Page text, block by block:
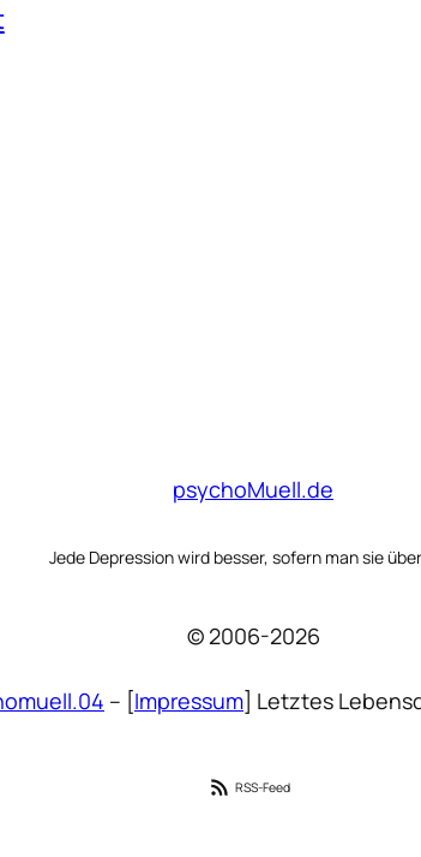
psychoMuell.de
Jede Depression wird besser, sofern man sie
© 2006-2026
– [Impressum] Letztes
RSS-Feed